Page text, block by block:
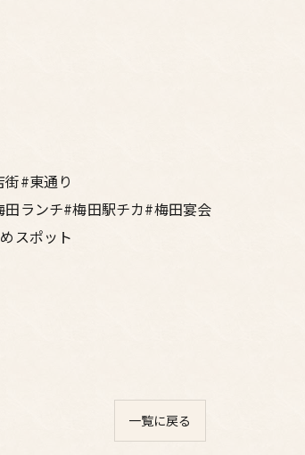
#東通り
ランチ#梅田駅チカ#梅田宴会
スポット
一覧に戻る